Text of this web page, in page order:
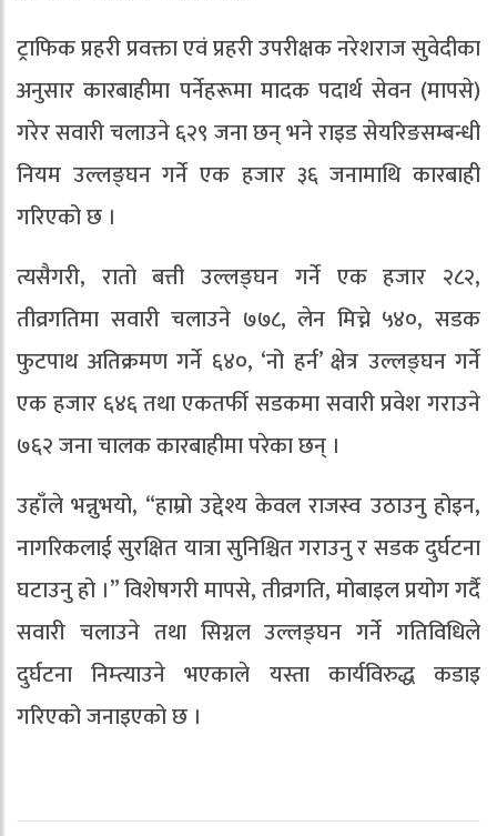
ट्राफिक प्रहरी प्रवक्ता एवं प्रहरी उपरीक्षक नरेशराज सुवेदीका
अनुसार कारबाहीमा पर्नेहरूमा मादक पदार्थ सेवन (मापसे)
गरेर सवारी चलाउने ६२९ जना छन् भने राइड सेयरिङसम्बन्धी
नियम उल्लङ्घन गर्ने एक हजार ३६ जनामाथि कारबाही
गरिएको छ ।
त्यसैगरी, रातो बत्ती उल्लङ्घन गर्ने एक हजार २८२,
तीव्रगतिमा सवारी चलाउने ७७८, लेन मिच्ने ५४०, सडक
फुटपाथ अतिक्रमण गर्ने ६४०, ‘नो हर्न’ क्षेत्र उल्लङ्घन गर्ने
एक हजार ६४६ तथा एकतर्फी सडकमा सवारी प्रवेश गराउने
७६२ जना चालक कारबाहीमा परेका छन् ।
उहाँले भन्नुभयो, “हाम्रो उद्देश्य केवल राजस्व उठाउनु होइन,
नागरिकलाई सुरक्षित यात्रा सुनिश्चित गराउनु र सडक दुर्घटना
घटाउनु हो ।” विशेषगरी मापसे, तीव्रगति, मोबाइल प्रयोग गर्दै
सवारी चलाउने तथा सिग्नल उल्लङ्घन गर्ने गतिविधिले
दुर्घटना निम्त्याउने भएकाले यस्ता कार्यविरुद्ध कडाइ
गरिएको जनाइएको छ ।